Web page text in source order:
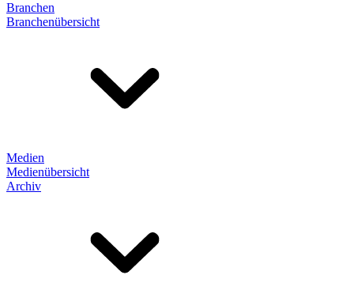
Branchen
Branchenübersicht
Medien
Medienübersicht
Archiv